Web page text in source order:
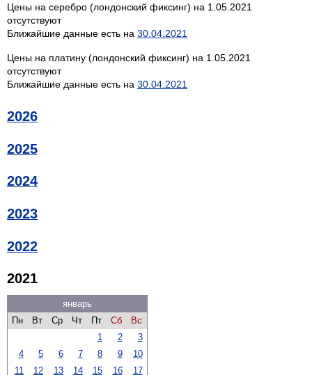
Цены на серебро (лондонский фиксинг) на 1.05.2021
отсутствуют
Ближайшие данные есть на 30.04.2021
Цены на платину (лондонский фиксинг) на 1.05.2021
отсутствуют
Ближайшие данные есть на 30.04.2021
2026
2025
2024
2023
2022
2021
январь
Пн
Вт Ср Чт Пт Сб
Вс
1
2
3
4
5 6 7 8 9
10
11
12 13 14 15 16 17